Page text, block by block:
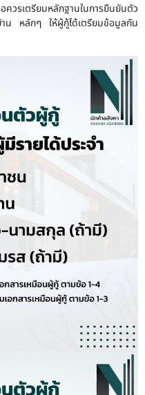
ควรเตรียมหลักฐานในการยืนยันตัว
าน หลักๆ ให้ผู้กู้ได้เตรียมข้อมูลกัน